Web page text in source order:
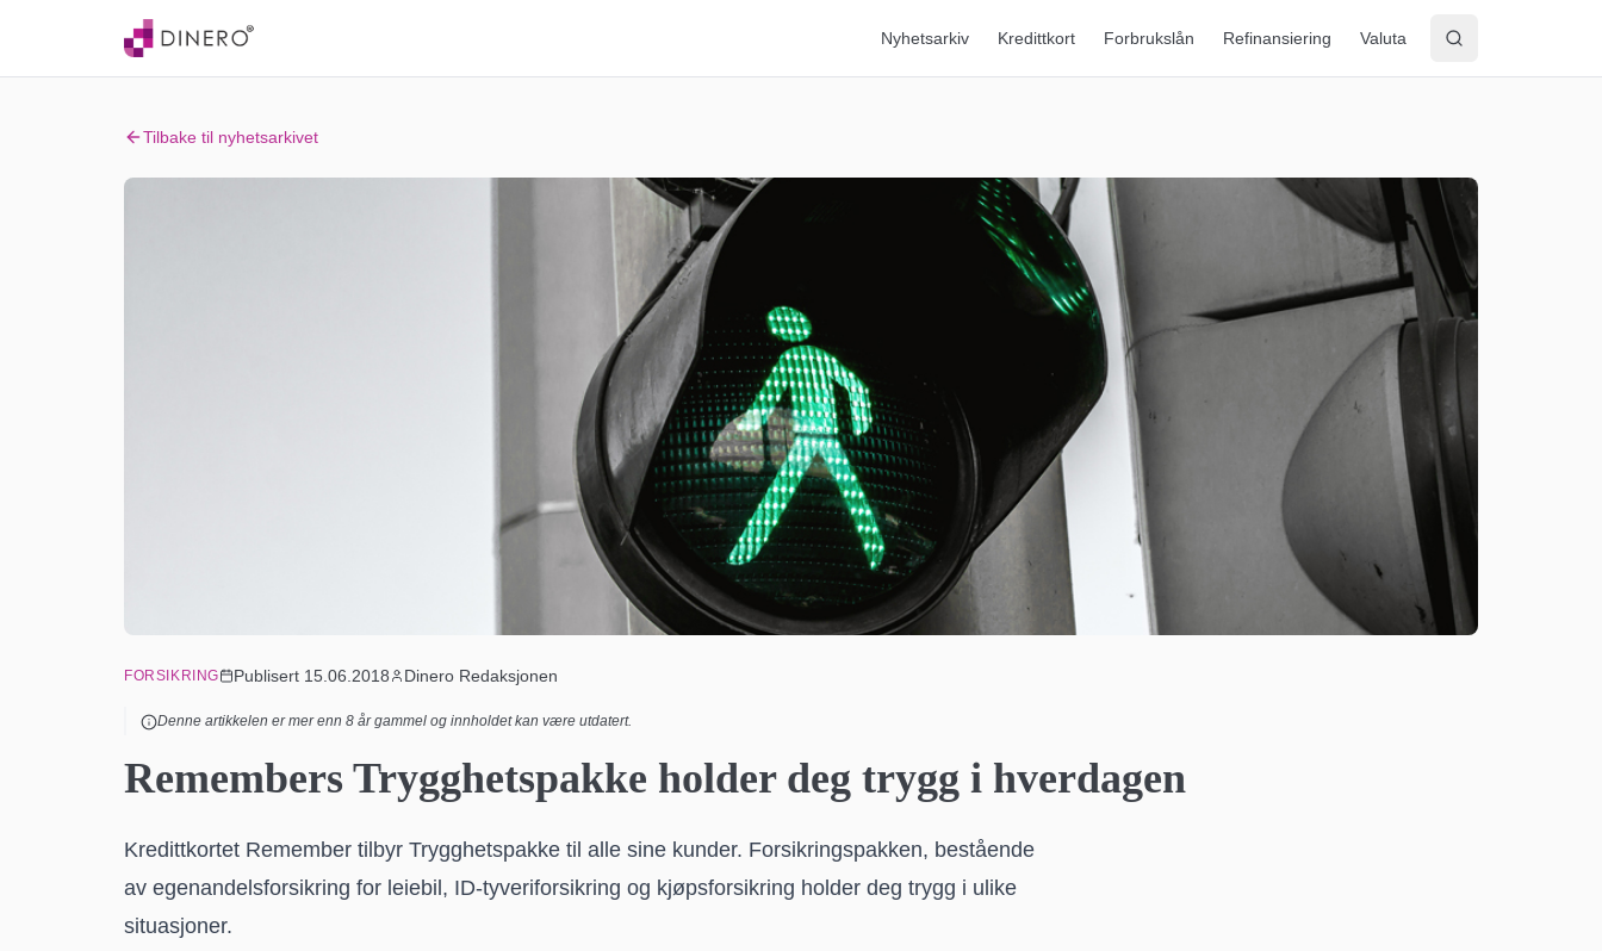
Nyhetsarkiv Kredittkort Forbrukslån Refinansiering Valuta
Tilbake til nyhetsarkivet
FORSIKRING Publisert 15.06.2018 Dinero Redaksjonen
Denne artikkelen er mer enn 8 år gammel og innholdet kan være utdatert.
Remembers Trygghetspakke holder deg trygg i hverdagen
Kredittkortet Remember tilbyr Trygghetspakke til alle sine kunder. Forsikringspakken, bestående
av egenandelsforsikring for leiebil, ID-tyveriforsikring og kjøpsforsikring holder deg trygg i ulike
situasjoner.